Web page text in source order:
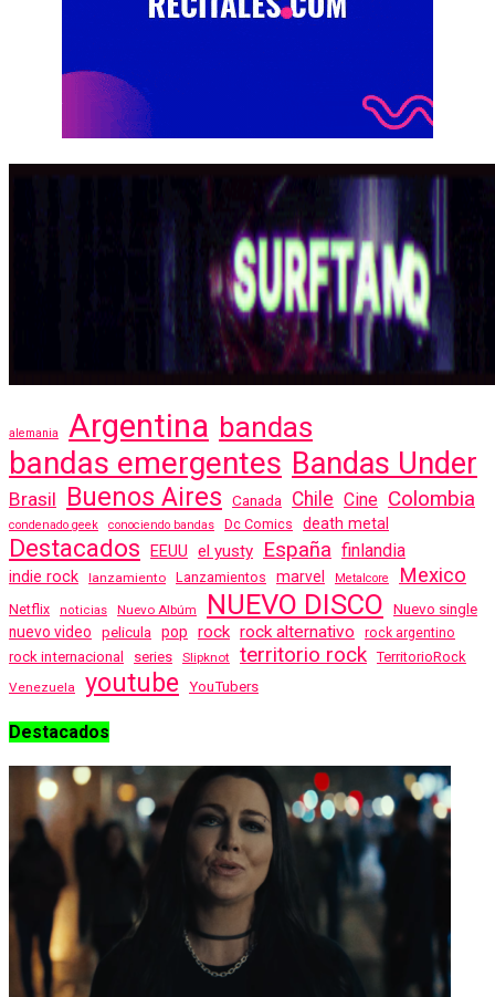
alemania Argentina bandas
bandas emergentes Bandas Under
Brasil Buenos Aires Canada Chile Cine Colombia
condenado geek conociendo bandas Dc Comics death metal
Destacados EEUU el yusty España finlandia
indie rock lanzamiento Lanzamientos marvel Metalcore Mexico
Netflix noticias Nuevo Albúm NUEVO DISCO
Nuevo single
nuevo video
pelicula pop rock rock alternativo rock argentino
rock internacional series Slipknot territorio rock TerritorioRock
Venezuela youtube YouTubers
Destacados